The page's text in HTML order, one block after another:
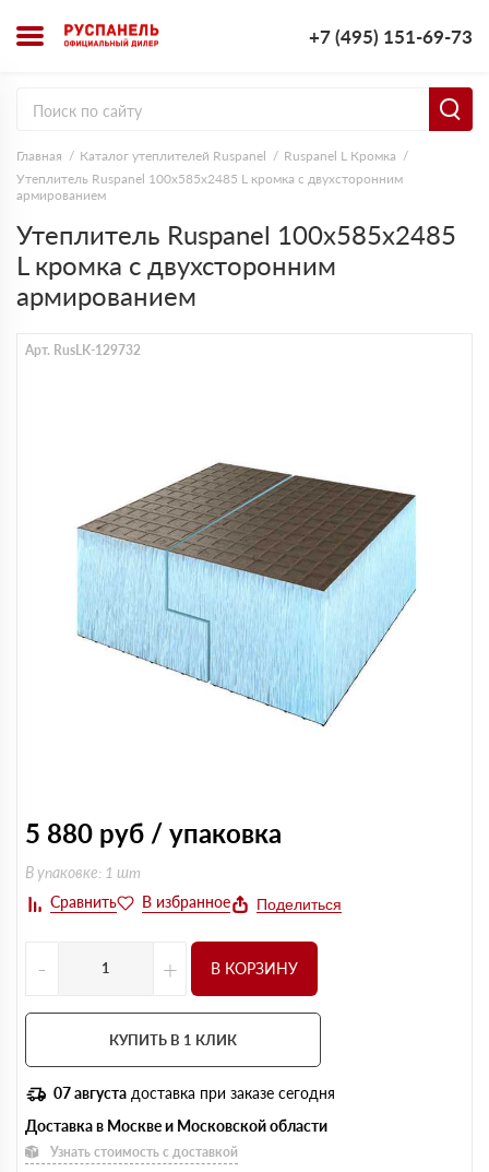
+7 (495) 151-69-73
Главная Каталог утеплителей Ruspanel
Ruspanel L Кромка
Утеплитель Ruspanel 100х585х2485 L кромка с двухсторонним
армированием
Утеплитель Ruspanel 100х585х2485
L кромка с двухсторонним
армированием
Арт. RusLK-129732
5 880 руб / упаковка
В упаковке: 1 шт
Поделиться
- + В КОРЗИНУ
КУПИТЬ В 1 КЛИК
07 августа доставка при заказе сегодня
Доставка в Москве и Московской области
Узнать стоимость с доставкой